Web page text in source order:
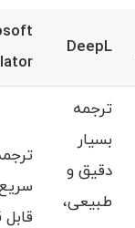
DeepL
ترجمه
بسیار
دقیق و
طبیعی،